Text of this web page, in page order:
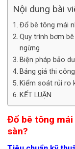
Nội dung bài
Đổ bê tông mái
Quy trình bơm
ngừng
Biện pháp bảo
Bảng giá thi
Kiểm soát rủi ro
KẾT LUẬN
Đổ bê tông
sàn?